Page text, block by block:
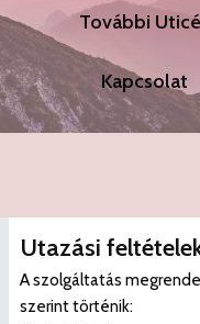
További
Kapcsolat
Utazási
A szolgáltatás
szerint történik: